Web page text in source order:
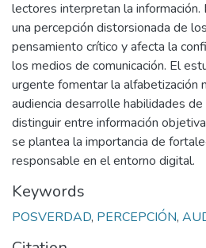
lectores interpretan la información.
una percepción distorsionada de
pensamiento crítico y afecta la
los medios de comunicación. El
urgente fomentar la alfabetización
audiencia desarrolle habilidades
distinguir entre información
se plantea la importancia de
responsable en el entorno digital.
Keywords
POSVERDAD, PERCEPCIÓN,